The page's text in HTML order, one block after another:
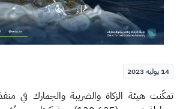
14 يوليه 2023
​​​​​تمكّنت هيئة الزكاة والضريبة والجمارك في